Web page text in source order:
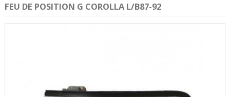
FEU DE POSITION G COROLLA L/B87-92